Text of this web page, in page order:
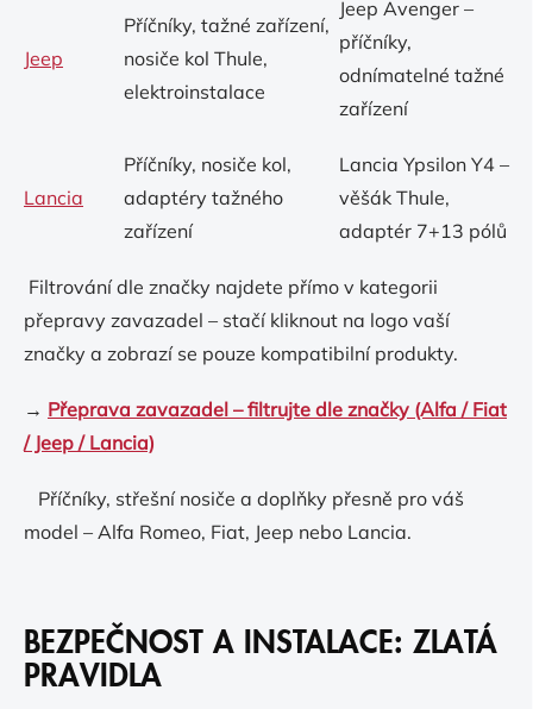
Jeep
Příčníky, tažné zařízení,
nosiče kol Thule,
elektroinstalace
Jeep Avenger –
příčníky,
odnímatelné tažné
zařízení
Lancia
Příčníky, nosiče kol,
adaptéry tažného
zařízení
Lancia Ypsilon Y4 –
věšák Thule,
adaptér 7+13 pólů
Filtrování dle značky najdete přímo v kategorii
přepravy zavazadel – stačí kliknout na logo vaší
značky a zobrazí se pouze kompatibilní produkty.
→ Přeprava zavazadel – filtrujte dle značky (Alfa / Fiat
/ Jeep / Lancia)
Příčníky, střešní nosiče a doplňky přesně pro váš
model – Alfa Romeo, Fiat, Jeep nebo Lancia.
BEZPEČNOST A INSTALACE: ZLATÁ
PRAVIDLA